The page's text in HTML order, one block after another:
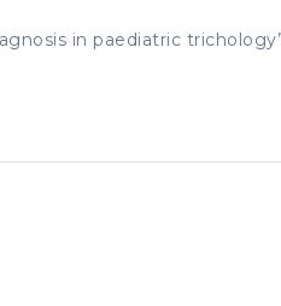
in paediatric